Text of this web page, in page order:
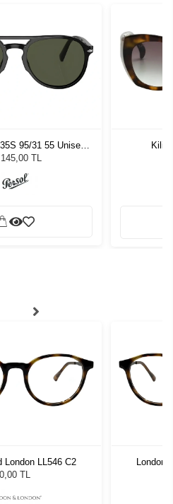
95/31 55 Unisex
Gözlüğü
TL
London LL546 C2
0,00 TL
London